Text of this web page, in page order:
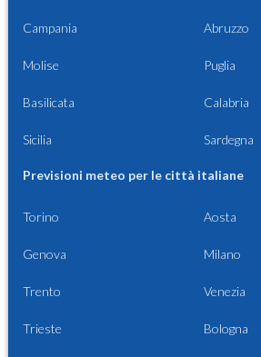
Campania Abruzzo
Molise Puglia
Basilicata Calabria
Sicilia Sardegna
Previsioni meteo per le città italiane
Torino Aosta
Genova Milano
Trento Venezia
Trieste Bologna